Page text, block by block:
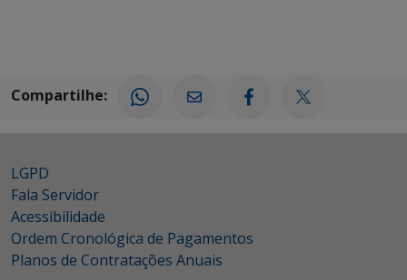
Compartilhe:
LGPD
Fala Servidor
Acessibilidade
Ordem Cronológica de Pagamentos
Planos de Contratações Anuais